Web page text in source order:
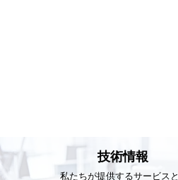
技術情報
私たちが提供するサービスと